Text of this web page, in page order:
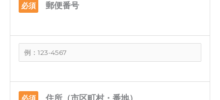
必須 郵便番号